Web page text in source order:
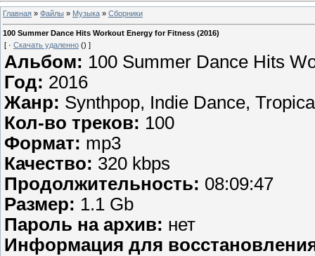
Главная » Файлы » Музыка » Сборники
100 Summer Dance Hits Workout Energy for Fitness (2016)
[ · Скачать удаленно () ]
Альбом: 100 Summer Dance Hits
Год: 2016
Жанр: Synthpop, Indie Dance,
Кол-во треков: 100
Формат: mp3
Качество: 320 kbps
Продолжительность: 08:09:47
Размер: 1.1 Gb
Пароль на архив: нет
Информация для